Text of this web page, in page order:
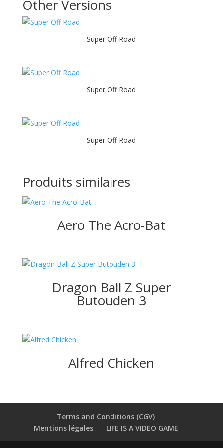
Other Versions
Super Off Road
Super Off Road
Super Off Road
Produits similaires
Aero The Acro-Bat
Dragon Ball Z Super
Butouden 3
Alfred Chicken
Terms and Conditions (CGV)
Mentions légales
LIFE IS A VIDEO GAME